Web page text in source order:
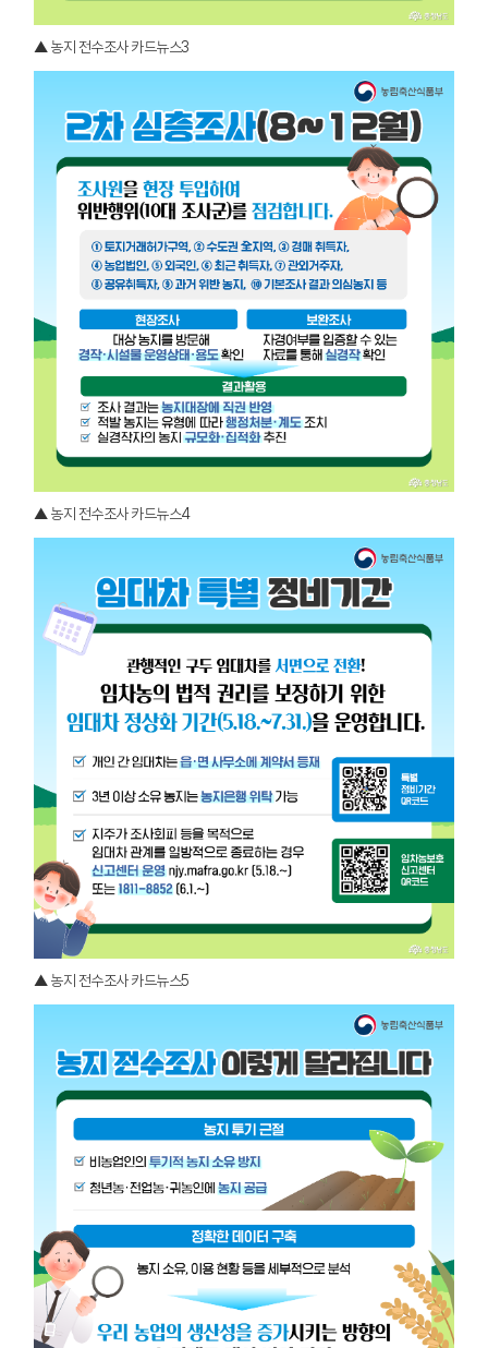
▲ 농지 전수조사 카드뉴스3
▲ 농지 전수조사 카드뉴스4
▲ 농지 전수조사 카드뉴스5